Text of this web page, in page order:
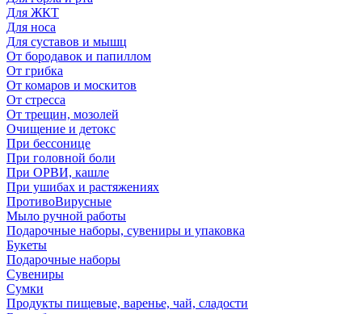
Для ЖКТ
Для носа
Для суставов и мышц
От бородавок и папиллом
От грибка
От комаров и москитов
От стресса
От трещин, мозолей
Очищение и детокс
При бессонице
При головной боли
При ОРВИ, кашле
При ушибах и растяжениях
ПротивоВирусные
Мыло ручной работы
Подарочные наборы, сувениры и упаковка
Букеты
Подарочные наборы
Сувениры
Сумки
Продукты пищевые, варенье, чай, сладости